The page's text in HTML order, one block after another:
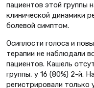
пациентов этой группы
клинической динамики
болевой симптом.
Осиплости голоса и
терапии не наблюдали
пациентов. Кашель
группы, у 16 (80%) 2-й.
регистрировали только